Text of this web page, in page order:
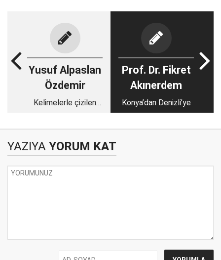
Yusuf Alpaslan
Özdemir
Kelimelerle çizilen
Prof. Dr. Fikret
Akınerdem
Konya’dan Denizli’ye
YAZIYA YORUM KAT